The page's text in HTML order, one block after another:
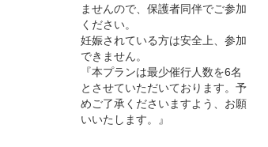
ませんので、保護者同伴でご参加
ください。
妊娠されている方は安全上、参加
できません。
『本プランは最少催行人数を6名
とさせていただいております。予
めご了承くださいますよう、お願
いいたします。』